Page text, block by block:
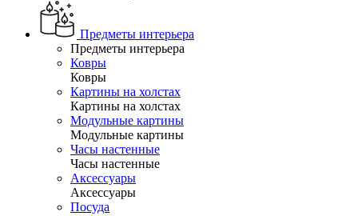
Предметы интерьера
Предметы интерьера
Ковры
Ковры
Картины на холстах
Картины на холстах
Модульные картины
Модульные картины
Часы настенные
Часы настенные
Аксессуары
Аксессуары
Посуда